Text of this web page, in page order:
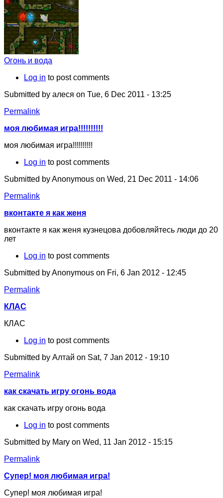
Огонь и вода
Log in to post comments
Submitted by алеся on Tue, 6 Dec 2011 - 13:25
Permalink
моя любимая игра!!!!!!!!!!
моя любимая игра!!!!!!!!!!
Log in to post comments
Submitted byAnonymous on Wed, 21 Dec 2011 - 14:06
Permalink
вконтакте я как женя
вконтакте я как женя кузнецова добовляйтесь люди до 20
лет
Log in to post comments
Submitted byAnonymous on Fri, 6 Jan 2012 - 12:45
Permalink
КЛАС
КЛАС
Log in to post comments
Submitted by Алтай on Sat, 7 Jan 2012 - 19:10
Permalink
как скачать игру огонь вода
как скачать игру огонь вода
Log in to post comments
Submitted by Mary on Wed, 11 Jan 2012 - 15:15
Permalink
Супер! моя любимая игра!
Супер! моя любимая игра!